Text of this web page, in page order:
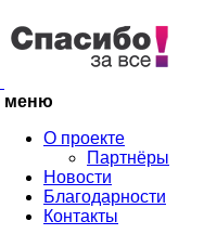
меню
О проекте
Партнёры
Новости
Благодарности
Контакты